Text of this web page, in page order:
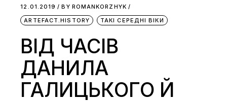
12.01.2019 BY ROMANKORZHYK
ARTEFACT.HISTORY
ТАКІ СЕРЕДНІ ВІКИ
ВІД ЧАСІВ
ДАНИЛА
ГАЛИЦЬКОГО Й